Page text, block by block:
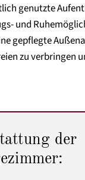
genutzte
und
gepflegte
zu verbringen
der